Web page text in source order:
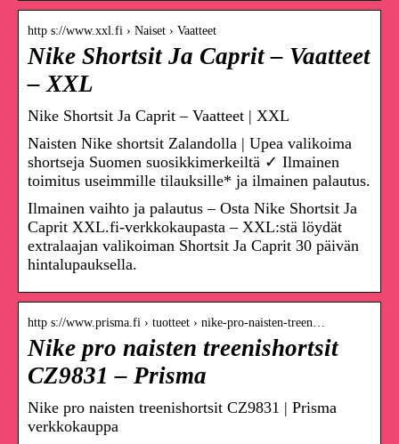
http s://www.xxl.fi › Naiset › Vaatteet
Nike Shortsit Ja Caprit – Vaatteet
– XXL
Nike Shortsit Ja Caprit – Vaatteet | XXL
Naisten Nike shortsit Zalandolla | Upea valikoima
shortseja Suomen suosikkimerkeiltä ✓ Ilmainen
toimitus useimmille tilauksille* ja ilmainen palautus.
Ilmainen vaihto ja palautus – Osta Nike Shortsit Ja
Caprit XXL.fi-verkkokaupasta – XXL:stä löydät
extralaajan valikoiman Shortsit Ja Caprit 30 päivän
hintalupauksella.
http s://www.prisma.fi › tuotteet › nike-pro-naisten-treen…
Nike pro naisten treenishortsit
CZ9831 – Prisma
Nike pro naisten treenishortsit CZ9831 | Prisma
verkkokauppa